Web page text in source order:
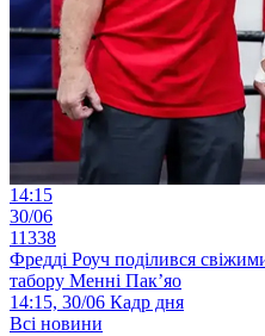
14:15
30/06
11338
Фредді Роуч поділився
табору Менні Пак’яо
14:15, 30/06 Кадр дня
Всі новини